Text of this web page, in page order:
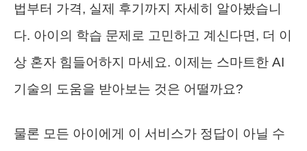
법부터 가격, 실제 후기까지 자세히 알아봤습니
다. 아이의 학습 문제로 고민하고 계신다면, 더 이
상 혼자 힘들어하지 마세요. 이제는 스마트한 AI
기술의 도움을 받아보는 것은 어떨까요?
물론 모든 아이에게 이 서비스가 정답이 아닐 수